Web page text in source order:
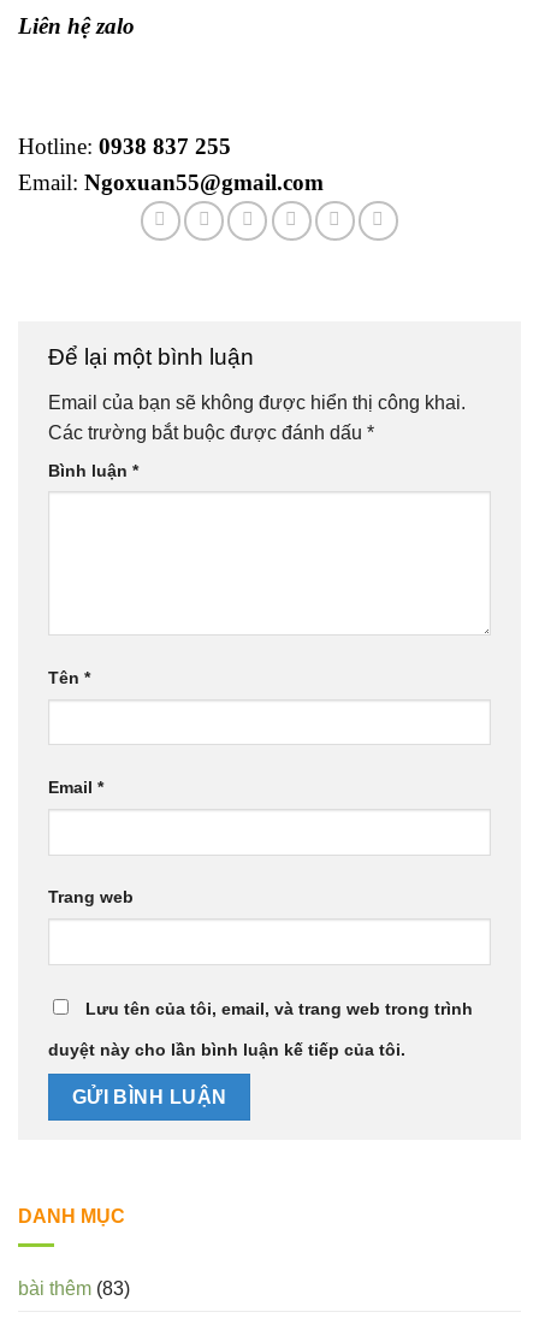
Liên hệ zalo
Hotline: 0938 837 255
Email: Ngoxuan55@gmail.com
Để lại một bình luận
Email của bạn sẽ không được hiển thị công khai.
Các trường bắt buộc được đánh dấu *
Bình luận *
Tên *
Email *
Trang web
Lưu tên của tôi, email, và trang web trong trình
duyệt này cho lần bình luận kế tiếp của tôi.
DANH MỤC
bài thêm (83)